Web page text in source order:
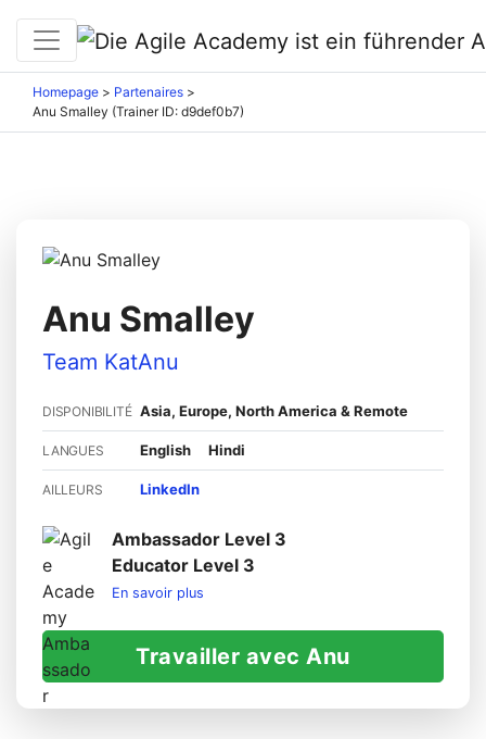
Homepage > Partenaires >
Anu Smalley (Trainer ID: d9def0b7)
Anu Smalley
Team KatAnu
DISPONIBILITÉ Asia, Europe, North America & Remote
LANGUES English Hindi
AILLEURS LinkedIn
Ambassador Level 3
Educator Level 3
En savoir plus
Travailler avec Anu